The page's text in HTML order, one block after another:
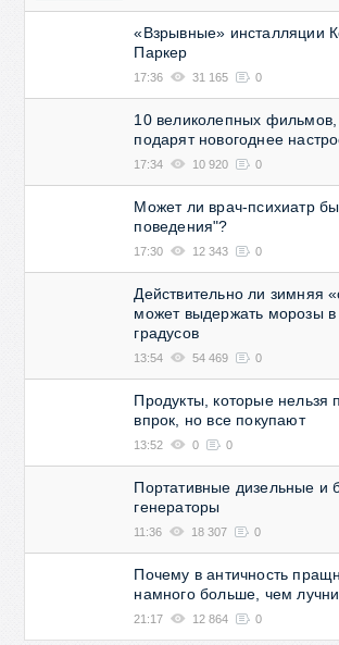
«Взрывные» инсталляции
Паркер
17:36 31 165 0
10 великолепных
подарят новогоднее
17:34 10 920 0
Может ли врач-психиатр
поведения"?
17:30 12 343 0
Действительно ли зимняя
может выдержать морозы
градусов
13:54 54 469 0
Продукты, которые нельзя
впрок, но все покупают
13:52 0 0
Портативные дизельные и
генераторы
11:36 18 307 0
Почему в античность
намного больше, чем
21:17 12 864 0